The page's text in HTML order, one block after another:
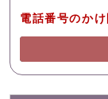
電話番号のか